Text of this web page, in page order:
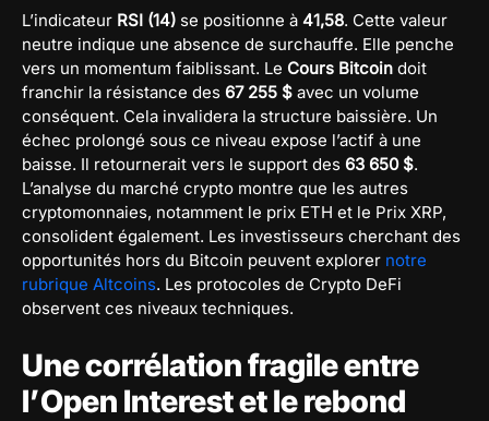
L’indicateur RSI (14) se positionne à 41,58. Cette valeur
neutre indique une absence de surchauffe. Elle penche
vers un momentum faiblissant. Le Cours Bitcoin doit
franchir la résistance des 67 255 $ avec un volume
conséquent. Cela invalidera la structure baissière. Un
échec prolongé sous ce niveau expose l’actif à une
baisse. Il retournerait vers le support des 63 650 $.
L’analyse du marché crypto montre que les autres
cryptomonnaies, notamment le prix ETH et le Prix XRP,
consolident également. Les investisseurs cherchant des
opportunités hors du Bitcoin peuvent explorer notre
rubrique Altcoins. Les protocoles de Crypto DeFi
observent ces niveaux techniques.
Une corrélation fragile entre
l’Open Interest et le rebond